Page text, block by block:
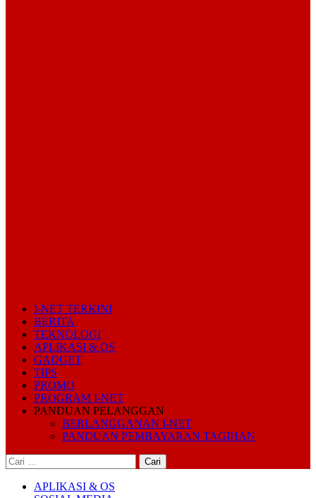
I-NET TERKINI
BERITA
TEKNOLOGI
APLIKASI & OS
GADGET
TIPS
PROMO
PROGRAM I-NET
PANDUAN PELANGGAN
BERLANGGANAN I-NET
PANDUAN PEMBAYARAN TAGIHAN
Cari
untuk:
APLIKASI & OS